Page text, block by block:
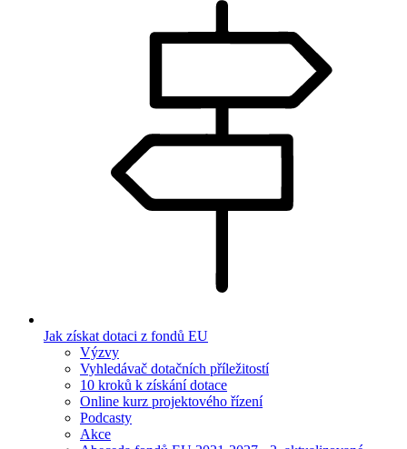
Jak získat dotaci z fondů EU
Výzvy
Vyhledávač dotačních příležitostí
10 kroků k získání dotace
Online kurz projektového řízení
Podcasty
Akce